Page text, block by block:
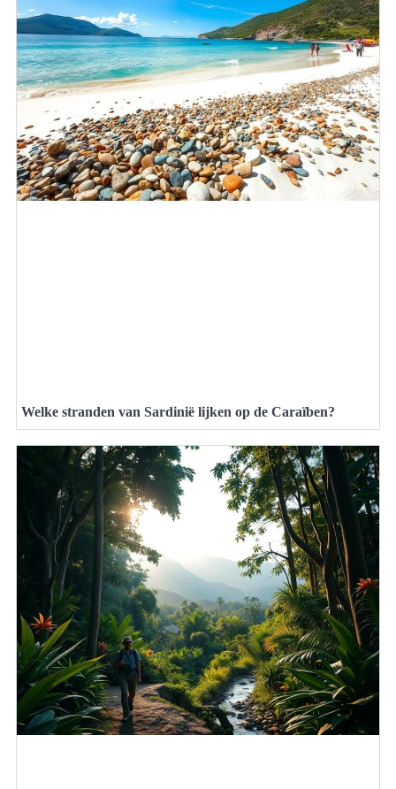
Welke stranden van Sardinië lijken op de Caraïben?